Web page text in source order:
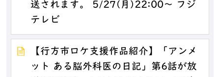
送されます。 5/27(月)22:00～ フジ
テレビ
【行方市ロケ支援作品紹介】「アンメ
ット ある脳外科医の日記」第6話が放